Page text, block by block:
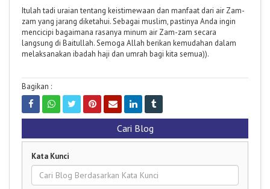
Itulah tadi uraian tentang keistimewaan dan manfaat dari air Zam-
zam yang jarang diketahui. Sebagai muslim, pastinya Anda ingin
mencicipi bagaimana rasanya minum air Zam-zam secara
langsung di Baitullah. Semoga Allah berikan kemudahan dalam
melaksanakan ibadah haji dan umrah bagi kita semua)).
Bagikan :
Cari Blog
Kata Kunci